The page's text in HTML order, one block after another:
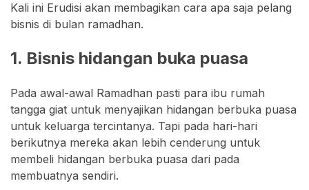
Kali ini Erudisi akan membagikan cara apa saja pelang
bisnis di bulan ramadhan.
1. Bisnis hidangan buka puasa
Pada awal-awal Ramadhan pasti para ibu rumah
tangga giat untuk menyajikan hidangan berbuka puasa
untuk keluarga tercintanya. Tapi pada hari-hari
berikutnya mereka akan lebih cenderung untuk
membeli hidangan berbuka puasa dari pada
membuatnya sendiri.